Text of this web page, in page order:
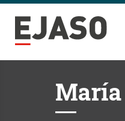
María